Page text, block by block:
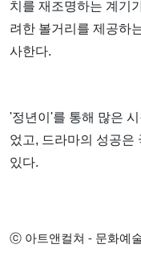
치를 재조명하는 계기
려한 볼거리를 제공하
사한다.
'정년이'를 통해 많은
었고, 드라마의 성공은
있다.
ⓒ 아트앤컬쳐 - 문화예